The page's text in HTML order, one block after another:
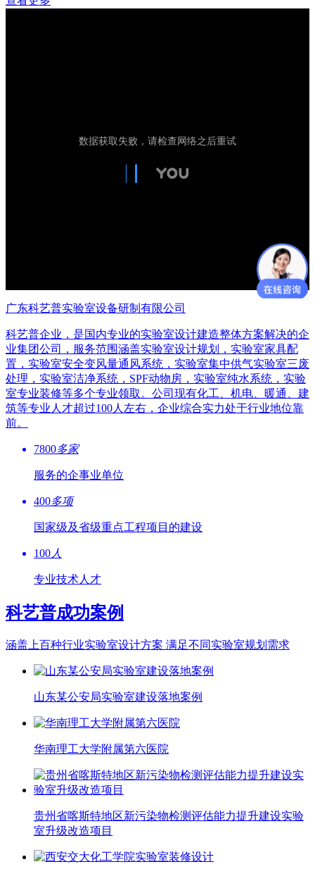
广东科艺普实验室设备研制有限公司
科艺普企业，是国内专业的实验室设计建造整体方案解决的企
业集团公司，服务范围涵盖实验室设计规划，实验室家具配
置，实验室安全变风量通风系统，实验室集中供气实验室三废
处理，实验室洁净系统，SPF动物房，实验室纯水系统，实验
室专业装修等多个专业领取。公司现有化工、机电、暖通、建
筑等专业人才超过100人左右，企业综合实力处于行业地位靠
前。
7800多家
服务的企事业单位
400多项
国家级及省级重点工程项目的建设
100 人
专业技术人才
科艺普成功案例
涵盖上百种行业实验室设计方案 满足不同实验室规划需求
山东某公安局实验室建设落地案例
华南理工大学附属第六医院
贵州省喀斯特地区新污染物检测评估能力提升建设实验
室升级改造项目